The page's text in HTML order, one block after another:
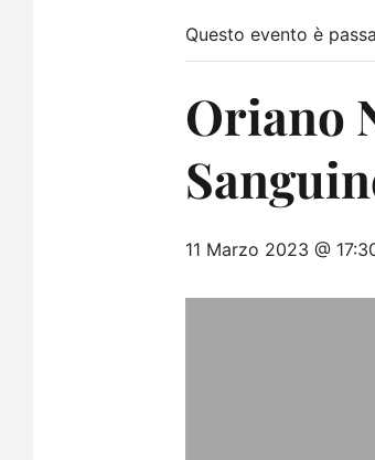
Questo evento è
Oriano
11 Marzo 2023 @